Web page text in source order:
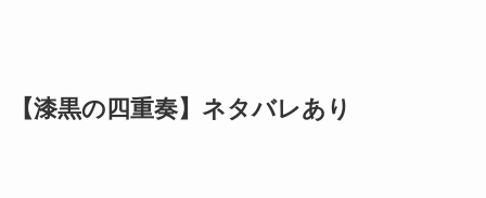
【漆黒の四重奏】ネタバレあり